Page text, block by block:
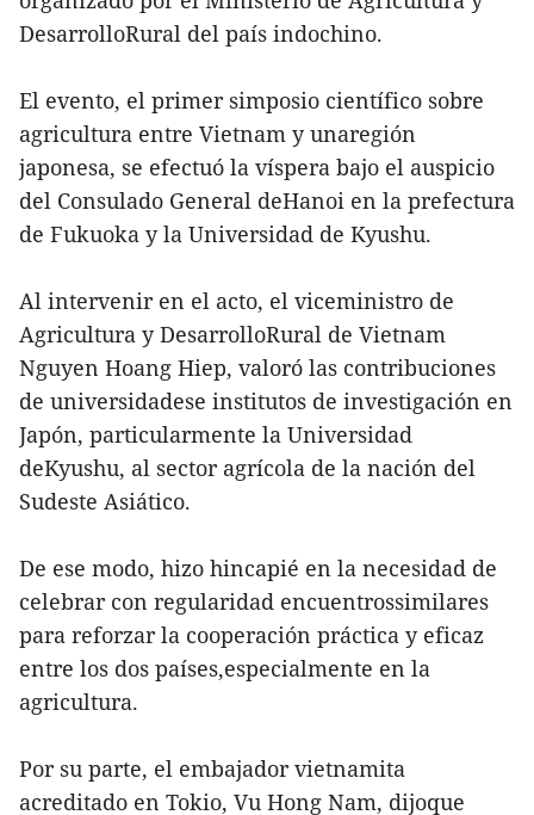
DesarrolloRural del país indochino.
El evento, el primer simposio científico sobre
agricultura entre Vietnam y unaregión
japonesa, se efectuó la víspera bajo el auspicio
del Consulado General deHanoi en la prefectura
de Fukuoka y la Universidad de Kyushu.
Al intervenir en el acto, el viceministro de
Agricultura y DesarrolloRural de Vietnam
Nguyen Hoang Hiep, valoró las contribuciones
de universidadese institutos de investigación en
Japón, particularmente la Universidad
deKyushu, al sector agrícola de la nación del
Sudeste Asiático.
De ese modo, hizo hincapié en la necesidad de
celebrar con regularidad encuentrossimilares
para reforzar la cooperación práctica y eficaz
entre los dos países,especialmente en la
agricultura.
Por su parte, el embajador vietnamita
acreditado en Tokio, Vu Hong Nam, dijoque